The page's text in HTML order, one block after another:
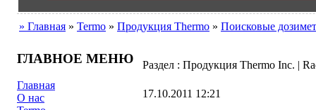
» Главная » Termo » Продукция Thermo » Поисковые
ГЛАВНОЕ МЕНЮ
Главная
О нас
Раздел : Продукция Thermo Inc. |
17.10.2011 12:21